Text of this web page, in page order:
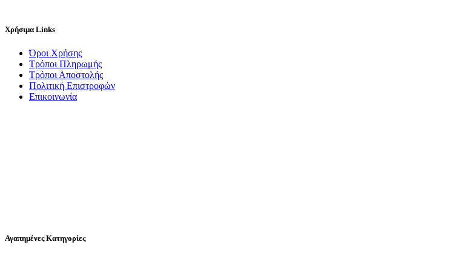
Χρήσιμα Links
Όροι Χρήσης
Τρόποι Πληρωμής
Τρόποι Αποστολής
Πολιτική Επιστροφών
Επικοινωνία
Αγαπημένες Κατηγορίες